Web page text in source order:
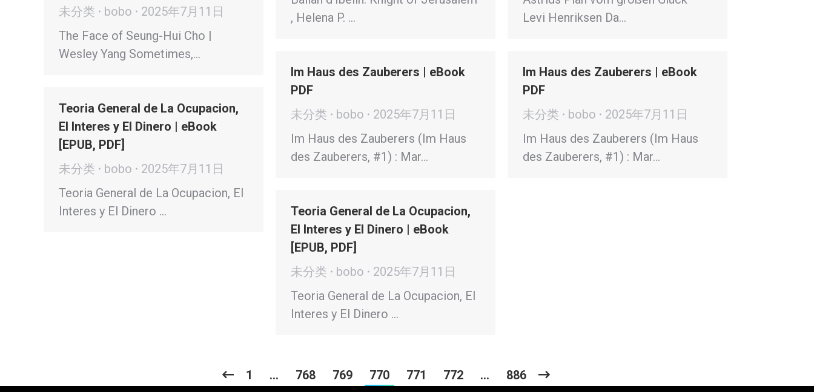
, Helena P. …
Levi Henriksen Da…
未分类
bobo
2025年7月11日
The Face of Seung-Hui Cho |
Wesley Yang Sometimes,…
Im Haus des Zauberers | eBook
PDF
未分类
bobo
2025年7月11日
Im Haus des Zauberers (Im Haus
des Zauberers, #1) : Mar…
Im Haus des Zauberers | eBook
PDF
未分类
bobo
2025年7月11日
Im Haus des Zauberers (Im Haus
des Zauberers, #1) : Mar…
Teoria General de La Ocupacion,
El Interes y El Dinero | eBook
[EPUB, PDF]
未分类
bobo
2025年7月11日
Teoria General de La Ocupacion, El
Interes y El Dinero …
Teoria General de La Ocupacion,
El Interes y El Dinero | eBook
[EPUB, PDF]
未分类
bobo
2025年7月11日
Teoria General de La Ocupacion, El
Interes y El Dinero …
1 … 768 769 770 771 772 … 886